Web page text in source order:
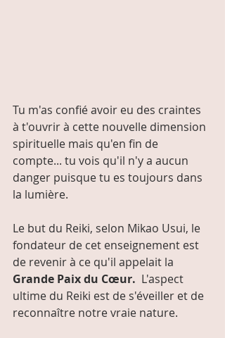
Tu m'as confié avoir eu des craintes
à t'ouvrir à cette nouvelle dimension
spirituelle mais qu'en fin de
compte... tu vois qu'il n'y a aucun
danger puisque tu es toujours dans
la lumière.
Le but du Reiki, selon Mikao Usui, le
fondateur de cet enseignement est
de revenir à ce qu'il appelait la
Grande Paix du Cœur.
  L'aspect
ultime du Reiki est de s'éveiller et de
reconnaître notre vraie nature.